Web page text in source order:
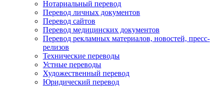
Нотариальный перевод
Перевод личных документов
Перевод сайтов
Перевод медицинских документов
Перевод рекламных материалов, новостей, пресс-
релизов
Технические переводы
Устные переводы
Художественный перевод
Юридический перевод